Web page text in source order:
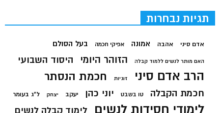
תגיות נבחרות
אדם סיני אהבה אמונה אפיקי חכמה בעל הסולם
האם מותר לנשים ללמוד קבלה הזוהר היומי היסוד השבועי
הרב אדם סיני זוגיות חכמת הנסתר
חכמת הקבלה טו בשבט יוני כהן יעקב יצחק ל"ג בעומר
לימודי חסידות לנשים לימוד קבלה לנשים